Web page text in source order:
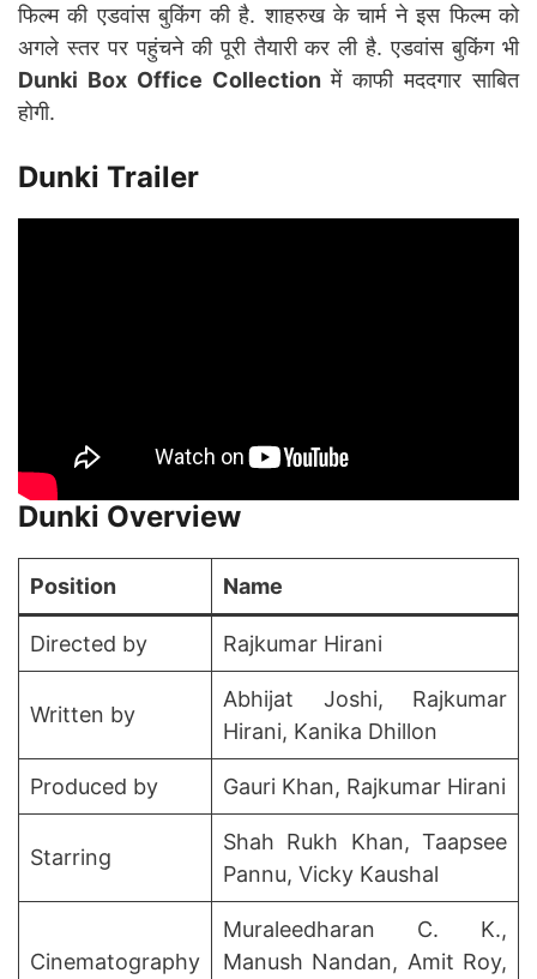
फिल्म की एडवांस बुकिंग की है. शाहरुख के चार्म ने इस फिल्म को
अगले स्तर पर पहुंचने की पूरी तैयारी कर ली है. एडवांस बुकिंग भी
Dunki Box Office Collectionमें काफी मददगार साबित
होगी.
Dunki Trailer
Dunki Overview
Position Name
Directed by Rajkumar Hirani
Written by
Abhijat Joshi, Rajkumar
Hirani, Kanika Dhillon
Produced by Gauri Khan, Rajkumar Hirani
Starring
Shah Rukh Khan, Taapsee
Pannu, Vicky Kaushal
Cinematography
Muraleedharan C. K.,
Manush Nandan, Amit Roy,